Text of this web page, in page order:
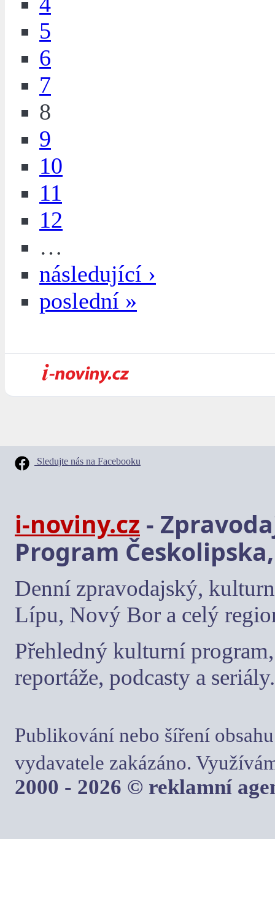
5
6
7
8
9
10
11
12
…
následující ›
poslední »
Sledujte nás na Facebooku
i-noviny.cz -
Program
Denní zpravodajský,
Lípu, Nový Bor a celý
Přehledný kulturní
reportáže, podcasty a seriály.
Publikování nebo šíření
vydavatele zakázáno.
2000 - 2026 © reklamní